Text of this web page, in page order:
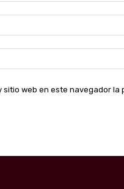
web en este navegador la